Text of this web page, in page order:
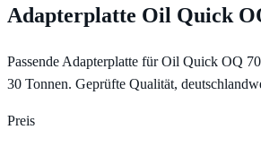
Adapterplatte Oil Quick
Passende Adapterplatte für Oil Quick OQ
30 Tonnen. Geprüfte Qualität,
Preis